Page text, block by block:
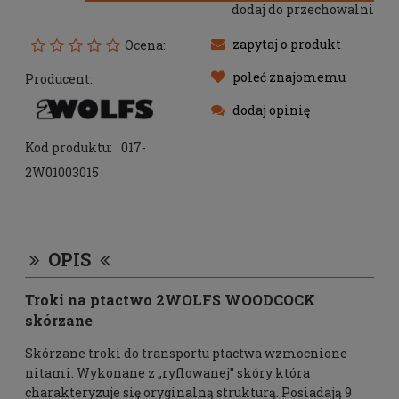
dodaj do przechowalni
Ocena:
Producent:
Kod produktu: 017-
2W01003015
zapytaj o produkt
poleć znajomemu
dodaj opinię
OPIS
Troki na ptactwo 2WOLFS WOODCOCK
skórzane
Skórzane troki do transportu ptactwa wzmocnione
nitami. Wykonane z „ryflowanej” skóry która
charakteryzuje się oryginalną strukturą. Posiadają 9